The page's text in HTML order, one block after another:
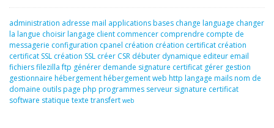
administration adresse mail applicationsbases change language changer
la langue choisir langage client commencer comprendre compte de
messagerie configuration cpanel création création certificat création
certificat SSL création SSL créer CSR débuter dynamique editeur email
fichiersfilezilla ftp générer demande signature certificat gérer gestion
gestionnaire hébergementhébergement web http langage mailsnom de
domaine outilspage php programmes serveur signature certificat
software statique texte transfert web